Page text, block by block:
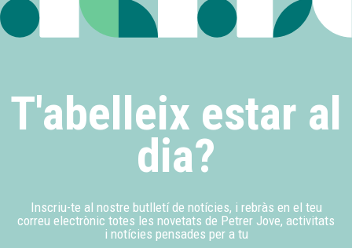
T'abelleix estar al
dia?
Inscriu-te al nostre butlletí de notícies, i rebràs en el teu
correu electrònic totes les novetats de Petrer Jove, activitats
i notícies pensades per a tu